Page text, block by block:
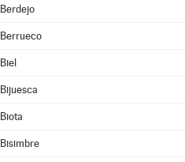
Berdejo
Berrueco
Biel
Bijuesca
Biota
Bisimbre